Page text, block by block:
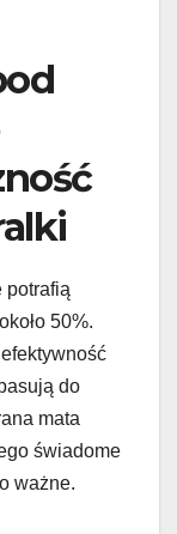
potrafią
50%.
do
mata
świadome
ważne.